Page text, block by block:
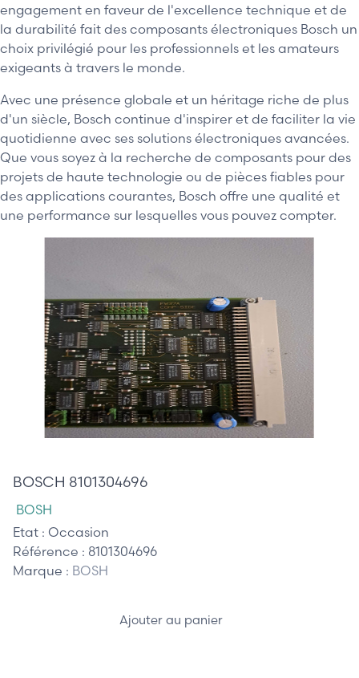
engagement en faveur de l'excellence technique et de
la durabilité fait des composants électroniques Bosch un
choix privilégié pour les professionnels et les amateurs
exigeants à travers le monde.
Avec une présence globale et un héritage riche de plus
d'un siècle, Bosch continue d'inspirer et de faciliter la vie
quotidienne avec ses solutions électroniques avancées.
Que vous soyez à la recherche de composants pour des
projets de haute technologie ou de pièces fiables pour
des applications courantes, Bosch offre une qualité et
une performance sur lesquelles vous pouvez compter.
BOSCH 8101304696
BOSH
Etat : Occasion
Référence : 8101304696
Marque : BOSH
Ajouter au panier